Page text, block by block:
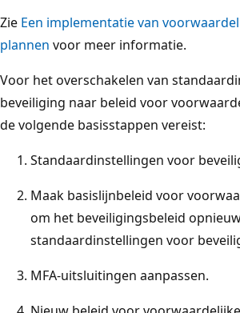
Zie Een implementatie van
plannen voor meer informatie.
Voor het overschakelen van
beveiliging naar beleid voor
de volgende basisstappen vereist:
Standaardinstellingen voor
Maak basislijnbeleid voor
om het beveiligingsbeleid
standaardinstellingen voor
MFA-uitsluitingen aanpassen.